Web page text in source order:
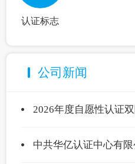
认证标志
公司新闻
2026年度自愿性认证